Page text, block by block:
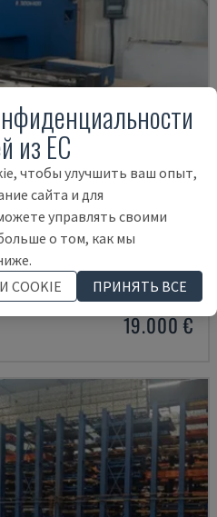
СТАНОК
19.000 €
из ЕС
чтобы улучшить ваш опыт,
сайта и для
управлять своими
о том, как мы
ПРИНЯТЬ ВСЕ